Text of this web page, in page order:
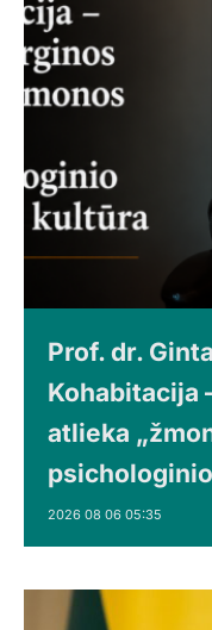
Prof. dr.
Kohabitacija
atlieka
2026 08 06 05:35